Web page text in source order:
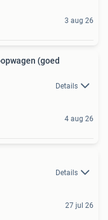
3 aug 26
(goed
Details
4 aug 26
Details
27 jul 26